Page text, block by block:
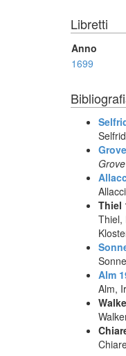
Libretti
Anno
1699
Thiel
Thiel,
Alm
Alm,